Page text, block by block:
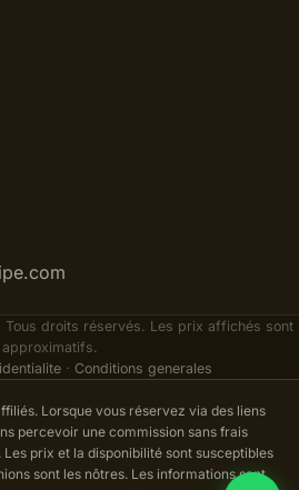
droits réservés. Les prix affichés sont
approximatifs.
· Conditions generales
Lorsque vous réservez via des liens
percevoir une commission sans frais
prix et la disponibilité sont susceptibles
sont les nôtres. Les informations sont